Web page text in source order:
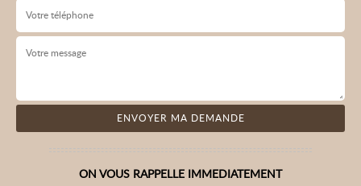
ON VOUS RAPPELLE IMMEDIATEMENT